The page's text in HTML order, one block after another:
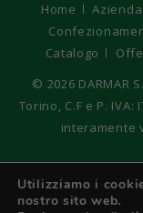
Home Azienda
Catalogo
© 2026 DARMAR
Torino, C.F e P. IVA:
interamente
Utilizziamo i
nostro sito web.